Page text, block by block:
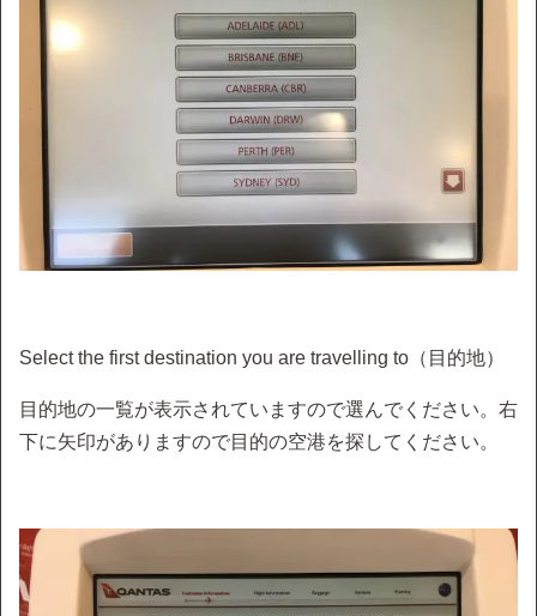
Select the first destination you are travelling to（目的地）
目的地の一覧が表示されていますので選んでください。右
下に矢印がありますので目的の空港を探してください。